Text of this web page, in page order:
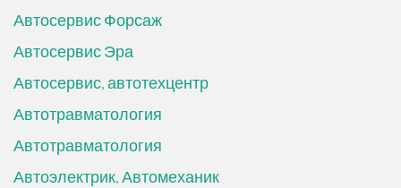
Автосервис Форсаж
Автосервис Эра
Автосервис, автотехцентр
Автотравматология
Автотравматология
Автоэлектрик, Автомеханик